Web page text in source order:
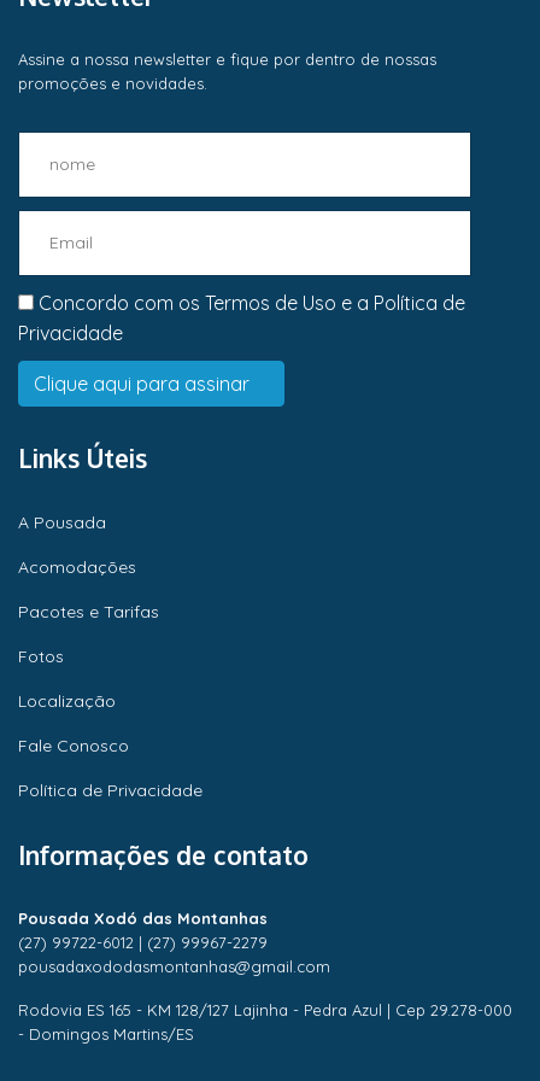
Assine a nossa newsletter e fique por dentro de nossas
promoções e novidades.
Concordo com os Termos de Uso e a Política de
Privacidade
Links Úteis
A Pousada
Acomodações
Pacotes e Tarifas
Fotos
Localização
Fale Conosco
Política de Privacidade
Informações de contato
Pousada Xodó das Montanhas
(27) 99722-6012 | (27) 99967-2279
pousadaxododasmontanhas@gmail.com
Rodovia ES 165 - KM 128/127 Lajinha - Pedra Azul | Cep 29.278-000
- Domingos Martins/ES